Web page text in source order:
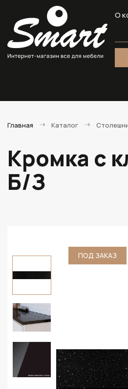
О
Главная Каталог
Кромка с
Б/З
ПОД ЗАКАЗ